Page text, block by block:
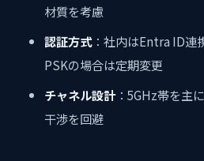
材質を考慮
認証方式：社内はEntra ID連
PSKの場合は定期変更
チャネル設計：5GHz帯を主
干渉を回避